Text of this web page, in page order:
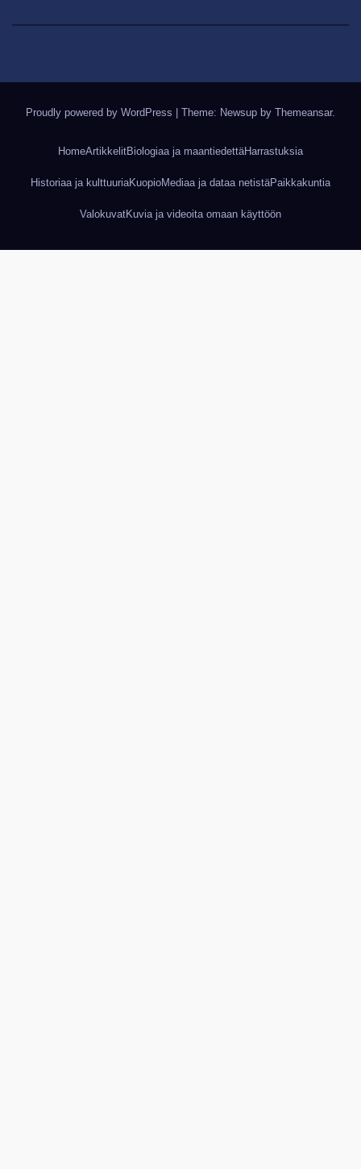
Proudly powered by WordPress Theme: Newsup by Themeansar.
HomeArtikkelitBiologiaa ja maantiedettäHarrastuksia
Historiaa ja kulttuuriaKuopioMediaa ja dataa netistäPaikkakuntia
ValokuvatKuvia ja videoita omaan käyttöön